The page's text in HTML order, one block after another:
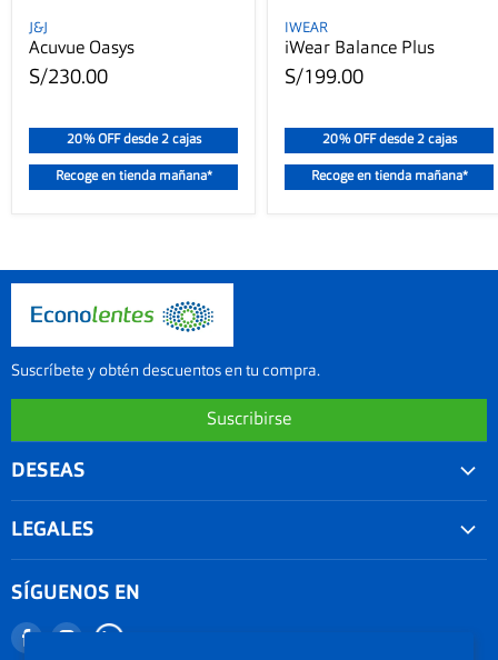
J&J
Acuvue Oasys
S/230.00
20% OFF desde 2 cajas
Recoge en tienda mañana*
IWEAR
iWear Balance Plus
S/199.00
20% OFF desde 2 cajas
Recoge en tienda mañana*
Suscríbete y obtén descuentos en tu compra.
Suscribirse
DESEAS
Seguimiento de Pedido
Nuestro blog
Documentos Electronicos Topsa Peru S.A.C
LEGALES
Promociones
SÍGUENOS EN
Encuéntranos
Encuéntranos